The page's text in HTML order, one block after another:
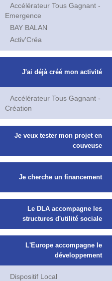
Accélérateur Tous Gagnant -
Emergence
BAY BALAN
Activ'Créa
J'ai déjà créé mon activité
Accélérateur Tous Gagnant -
Création
Je veux tester mon projet en
couveuse
Je cherche un financement
Le DLA accompagne les
structures d'utilité sociale
L'Europe accompagne le
développement
Dispositif Local